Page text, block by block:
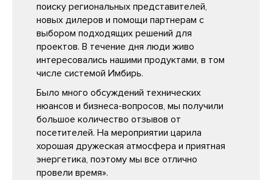
поиску региональных представителей,
новых дилеров и помощи партнерам с
выбором подходящих решений для
проектов. В течение дня люди живо
интересовались нашими продуктами, в том
числе системой Имбирь.
Было много обсуждений технических
нюансов и бизнеса-вопросов, мы получили
большое количество отзывов от
посетителей. На мероприятии царила
хорошая дружеская атмосфера и приятная
энергетика, поэтому мы все отлично
провели время».